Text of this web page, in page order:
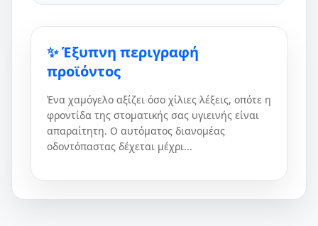
✨ Έξυπνη περιγραφή
προϊόντος
Ένα χαμόγελο αξίζει όσο χίλιες λέξεις, οπότε η
φροντίδα της στοματικής σας υγιεινής είναι
απαραίτητη. Ο αυτόματος διανομέας
οδοντόπαστας δέχεται μέχρι...